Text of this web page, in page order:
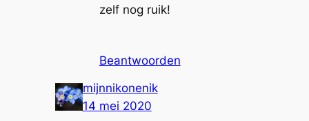
zelf nog ruik!
Beantwoorden
mijnnikonenik
14 mei 2020